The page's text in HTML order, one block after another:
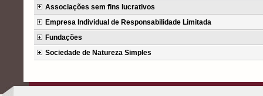
Associações sem fins lucrativos
Empresa Individual de Responsabilidade Limitada
Fundações
Sociedade de Natureza Simples